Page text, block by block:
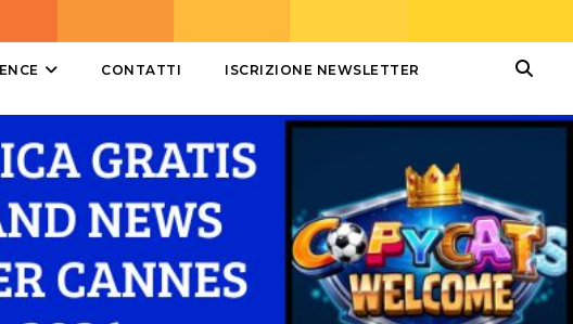
CONTATTI ISCRIZIONE NEWSLETTER